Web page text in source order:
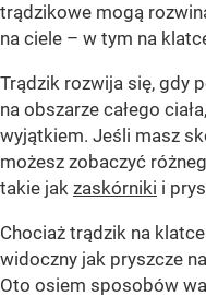
trądzikowe mogą
na ciele – w tym na
Trądzik rozwija się, gdy
na obszarze całego
wyjątkiem. Jeśli masz
możesz zobaczyć
takie jak zaskórniki i
Chociaż trądzik na
widoczny jak pryszcze
Oto osiem sposobów